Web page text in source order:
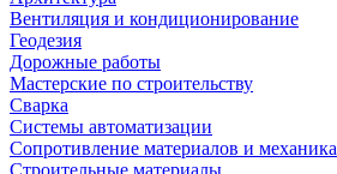
Вентиляция и кондиционирование
Геодезия
Дорожные работы
Мастерские по строительству
Сварка
Системы автоматизации
Сопротивление материалов и механика
Строительные материалы